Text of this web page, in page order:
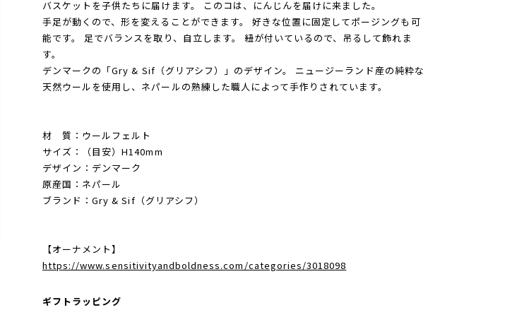
バスケットを子供たちに届けます。 このコは、にんじんを届けに来ました。
手足が動くので、形を変えることができます。 好きな位置に固定してポージングも可
能です。 足でバランスを取り、自立します。 紐が付いているので、吊るして飾れま
す。
デンマークの「Gry & Sif（グリアシフ）」のデザイン。 ニュージーランド産の純粋な
天然ウールを使用し、ネパールの熟練した職人によって手作りされています。
材 質：ウールフェルト
サイズ：（目安）H140mm
デザイン：デンマーク
原産国：ネパール
ブランド：Gry & Sif（グリアシフ）
【オーナメント】
https://www.sensitivityandboldness.com/categories/3018098
ギフトラッピング